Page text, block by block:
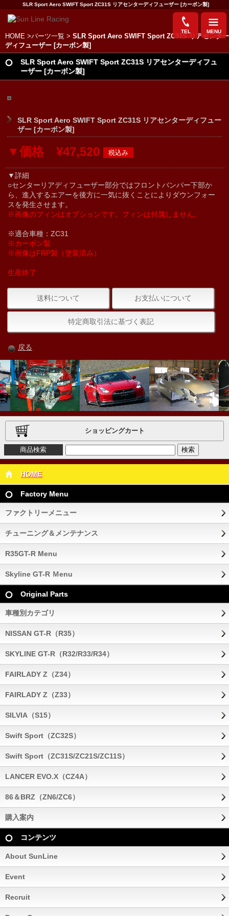
SLR Sport Aero SWIFT Sport ZC31S リアセンターディフューザー [カーボン製]
TEL MENU
HOME >パーツ一覧 > SLR Sport Aero SWIFT Sport ZC31S リアセンター
ディフューザー [カーボン製]
SLR Sport Aero SWIFT Sport ZC31S リアセンターディフュ
ーザー [カーボン製]
SLR Sport Aero SWIFT Sport ZC31S リアセンターディフュー
ザー [カーボン製]
▼価格 ¥47,520
▼詳細
○センターリアディフューザー部分ではフロントバンパー下部か
ら、進入するエアーを後方に一気に抜くことによりダウンフォー
スを発生させます。
※画像のフィンはオプションです。フィンは付属しません。
※適合車種：ZC31
※カーボン製
※画像はFRP製（塗装済み）
生産終了
送料について お支払いについて
特定商取引法に基づく表記
戻る
ショッピングカート
商品検索
HOME
Factory Menu
ファクトリーメニュー
チューニング＆メンテナンス
R35GT-R Menu
Skyline GT-R Ｍenu
Original Parts
車種別カテゴリ
NISSAN GT-R（R35）
SKYLINE GT-R（R32/R33/R34）
FAIRLADY Z（Z34）
FAIRLADY Z（Z33）
SILVIA（S15）
Swift Sport（ZC32S）
Swift Sport（ZC31S/ZC21S/ZC11S）
LANCER EVO.X（CZ4A）
86＆BRZ（ZN6/ZC6）
購入案内
コンテンツ
About SunLine
Event
Recruit